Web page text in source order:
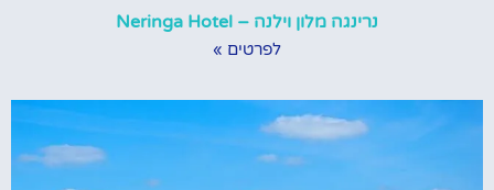
נרינגה מלון וילנה – Neringa Hotel
לפרטים »